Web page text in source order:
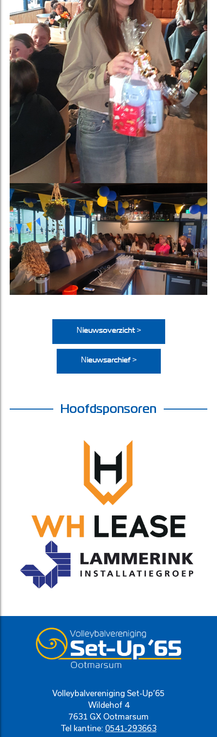
Nieuwsoverzicht >
Nieuwsarchief >
Hoofdsponsoren
Volleybalvereniging Set-Up’65
Wildehof 4
7631 GX Ootmarsum
Tel kantine: 0541-293663